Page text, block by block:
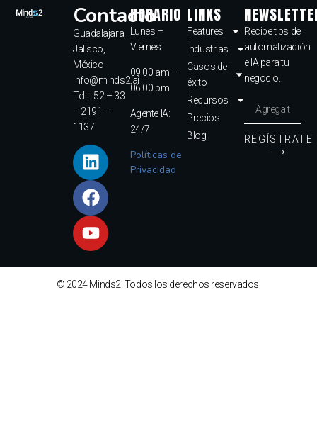
Contacto
Guadalajara,
Jalisco,
México
info@minds2.ai
Tel: +52 – 33
– 2191 –
1137
HORARIO
Lunes –
Viernes
09:00 am –
06:00 pm
Agente IA:
24/7
Políticas de
Privacidad
LINKS
Features
Industrias
Casos de
éxito
Recursos
Precios
Blog
Recibe tips de
automatización
e IA para tu
negocio.
REGÍSTRATE
⟶
© 2024 Minds2. Todos los derechos reservados.